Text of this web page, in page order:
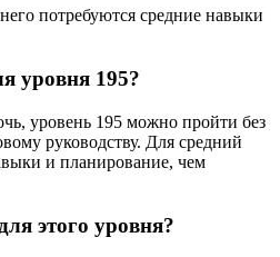
потребуются средние навыки
уровня 195?
уровень 195 можно пройти без
руководству. Для средний
и планирование, чем
этого уровня?